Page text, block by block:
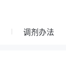
调剂办法